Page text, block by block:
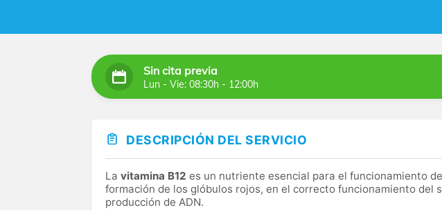
Sin cita previa
Lun - Vie: 08:30h - 12:00h
DESCRIPCIÓN DEL SERVICIO
La vitamina B12 es un nutriente esencial para el funcionamiento
formación de los glóbulos rojos, en el correcto funcionamiento del
producción de ADN.